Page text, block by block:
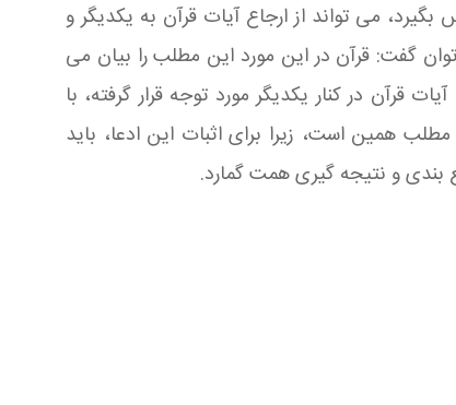
می‏ تواند از ارجاع آیات قرآن به یك‏دیگر و
گفت: قرآن در این مورد این مطلب را بیان می‏
در كنار یك‏دیگر مورد توجه قرار گرفته، با
همین است، زیرا برای اثبات این ادعا، باید
بندی و نتیجه‏ گیری همت گمارد.